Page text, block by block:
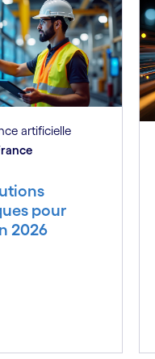
artificielle
pour
2026